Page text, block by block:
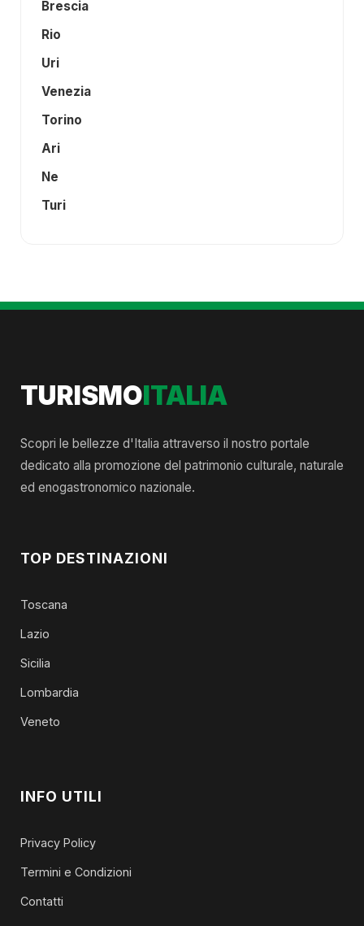
Brescia
Rio
Uri
Venezia
Torino
Ari
Ne
Turi
TURISMOITALIA
Scopri le bellezze d'Italia attraverso il nostro portale
dedicato alla promozione del patrimonio culturale, naturale
ed enogastronomico nazionale.
TOP DESTINAZIONI
Toscana
Lazio
Sicilia
Lombardia
Veneto
INFO UTILI
Privacy Policy
Termini e Condizioni
Contatti